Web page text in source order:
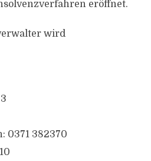
eröffnet.
wird
0371 382370